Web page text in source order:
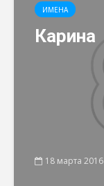
ИМЕНА
Карина
18 марта 2016